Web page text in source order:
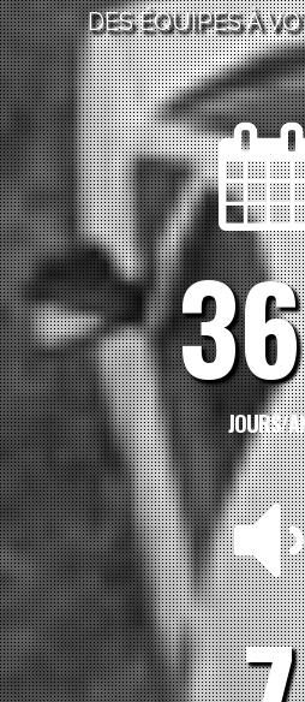
DES ÉQUIPES À
JOURS/